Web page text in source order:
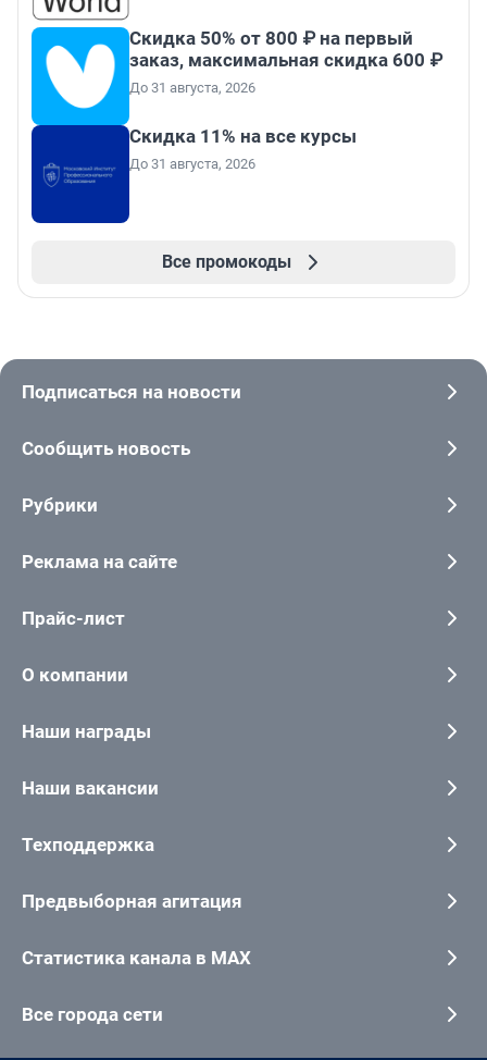
Скидка 50% от 800 ₽ на первый
заказ, максимальная скидка 600 ₽
До 31 августа, 2026
Скидка 11% на все курсы
До 31 августа, 2026
Все промокоды
Подписаться на новости
Сообщить новость
Рубрики
Реклама на сайте
Прайс-лист
О компании
Наши награды
Наши вакансии
Техподдержка
Предвыборная агитация
Статистика канала в MAX
Все города сети